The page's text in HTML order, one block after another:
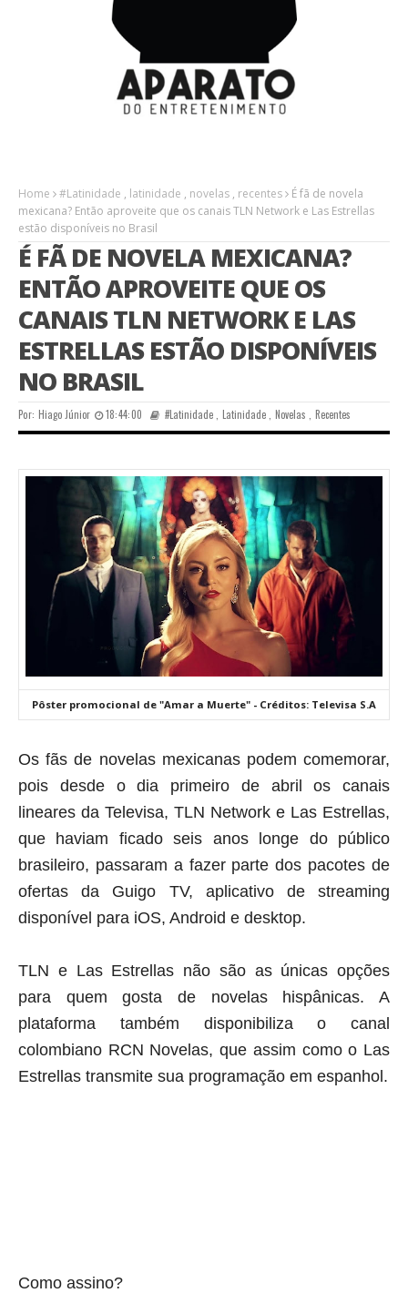
Home #Latinidade , latinidade , novelas , recentes
É fã de novela
mexicana? Então aproveite que os canais TLN Network e Las Estrellas
estão disponíveis no Brasil
É FÃ DE NOVELA MEXICANA?
ENTÃO APROVEITE QUE OS
CANAIS TLN NETWORK E LAS
ESTRELLAS ESTÃO DISPONÍVEIS
NO BRASIL
Por: Hiago Júnior 18:44:00 #Latinidade ,Latinidade Novelas Recentes
Pôster promocional de "Amar a Muerte" - Créditos: Televisa S.A
Os fãs de novelas mexicanas podem comemorar,
pois desde o dia primeiro de abril os canais
lineares da Televisa, TLN Network e Las Estrellas,
que haviam ficado seis anos longe do público
brasileiro, passaram a fazer parte dos pacotes de
ofertas da Guigo TV, aplicativo de streaming
disponível para iOS, Android e desktop.
TLN e Las Estrellas não são as únicas opções
para quem gosta de novelas hispânicas. A
plataforma também disponibiliza o canal
colombiano RCN Novelas, que assim como o Las
Estrellas transmite sua programação em espanhol.
Como assino?